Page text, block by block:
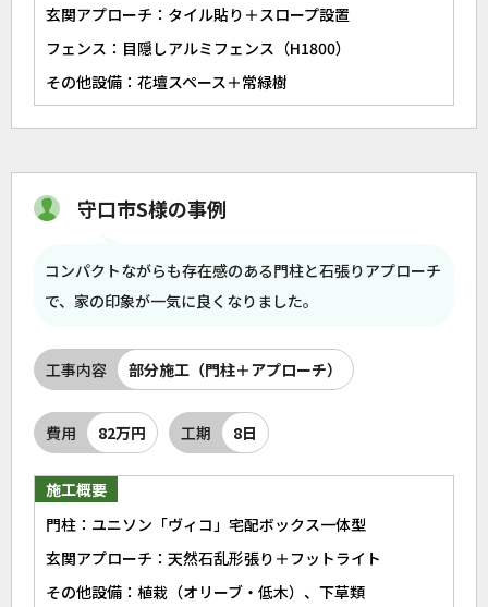
玄関アプローチ：タイル貼り＋スロープ設置
フェンス：目隠しアルミフェンス（H1800）
その他設備：花壇スペース＋常緑樹
守口市S様の事例
コンパクトながらも存在感のある門柱と石張りアプローチ
で、家の印象が一気に良くなりました。
工事内容 部分施工（門柱＋アプローチ）
費用 82万円 工期 8日
施工概要
門柱：ユニソン「ヴィコ」宅配ボックス一体型
玄関アプローチ：天然石乱形張り＋フットライト
その他設備：植栽（オリーブ・低木）、下草類